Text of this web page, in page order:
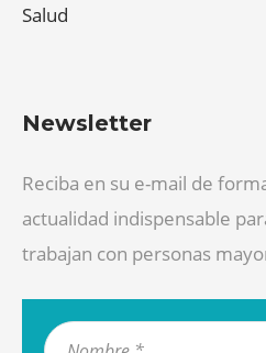
Salud
Newsletter
Reciba en su e-mail de
actualidad indispensable
trabajan con personas